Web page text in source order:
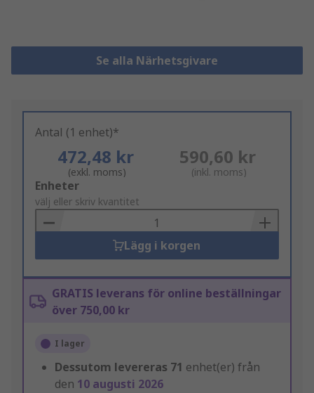
Se alla Närhetsgivare
Antal (1 enhet)*
472,48 kr
(exkl. moms)
590,60 kr
(inkl. moms)
Add
to
Basket
Enheter
välj eller skriv kvantitet
Lägg i korgen
GRATIS leverans för online beställningar
över 750,00 kr
I lager
Dessutom levereras 71 enhet(er) från
den 10 augusti 2026